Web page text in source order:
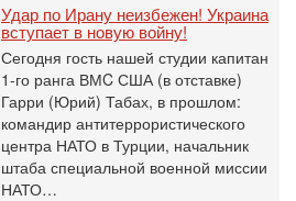
Удар по Ирану неизбежен! Украина
вступает в новую войну!
Сегодня гость нашей студии капитан
1-го ранга ВМC США (в отставке)
Гарри (Юрий) Табах, в прошлом:
командир антитеррористического
центра НАТО в Турции, начальник
штаба специальной военной миссии
НАТО…